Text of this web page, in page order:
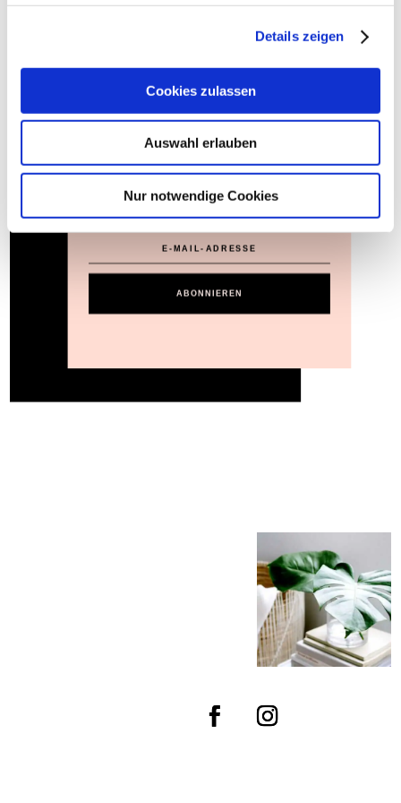
Details zeigen
Cookies zulassen
Auswahl erlauben
Nur notwendige Cookies
Join
Join My Newsletter
ABONNIEREN